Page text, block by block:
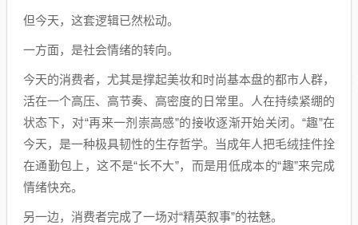
但今天，这套逻辑已然松动。
一方面，是社会情绪的转向。
今天的消费者，尤其是撑起美妆和时尚基本盘的都市人群，
活在一个高压、高节奏、高密度的日常里。人在持续紧绷的
状态下，对“再来一剂崇高感”的接收逐渐开始关闭。“趣”在
今天，是一种极具韧性的生存哲学。当成年人把毛绒挂件拴
在通勤包上，这不是“长不大”，而是用低成本的“趣”来完成
情绪快充。
另一边，消费者完成了一场对“精英叙事”的祛魅。